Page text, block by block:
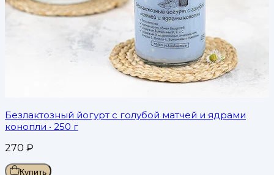
Безлактозный йогурт с голубой матчей и ядрами
конопли • 250 г
270 ₽
Купить